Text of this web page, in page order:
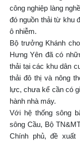
công nghiệp làng
đó nguồn thải từ khu
ô nhiễm.
Bộ trưởng Khánh
Hưng Yên đã có
thải tại các khu dân
thải đô thị và nông
lực, chưa kể cần có
hành nhà máy.
Với hệ thống sông
sông Cầu, Bộ
Chính phủ, đề